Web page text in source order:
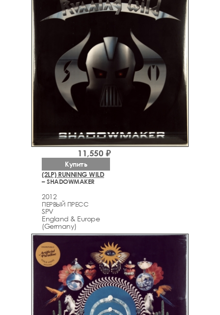
(2LP) RUNNING WILD
– SHADOWMAKER
2012
ПЕРВЫЙ ПРЕСС
SPV
England & Europe
(Germany)
11,550 ₽
Купить